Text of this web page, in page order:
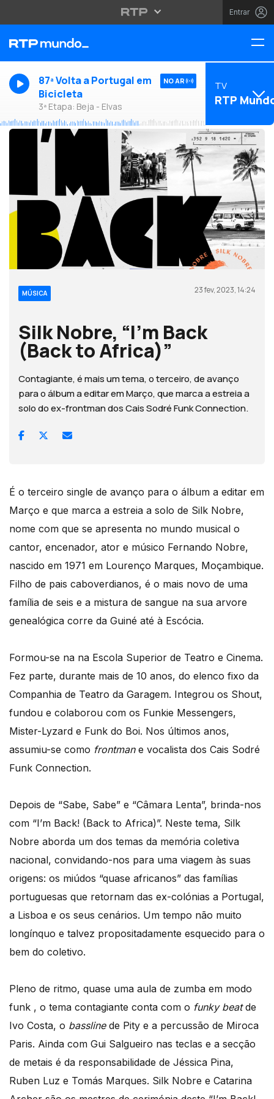
Entrar
87ª Volta a Portugal em
Bicicleta
3ª Etapa: Beja - Elvas
NO AR TV
RTP
MÚSICA 23 fev, 2023, 14:24
Silk Nobre, “I’m Back
(Back to Africa)”
Contagiante, é mais um tema, o terceiro, de avanço
para o álbum a editar em Março, que marca a estreia a
solo do ex-frontman dos Cais Sodré Funk Connection.
É o terceiro single de avanço para o álbum a editar em
Março e que marca a estreia a solo de Silk Nobre,
nome com que se apresenta no mundo musical o
cantor, encenador, ator e músico Fernando Nobre,
nascido em 1971 em Lourenço Marques, Moçambique.
Filho de pais caboverdianos, é o mais novo de uma
família de seis e a mistura de sangue na sua arvore
genealógica corre da Guiné até à Escócia.
Formou-se na na Escola Superior de Teatro e Cinema.
Fez parte, durante mais de 10 anos, do elenco fixo da
Companhia de Teatro da Garagem. Integrou os Shout,
fundou e colaborou com os Funkie Messengers,
Mister-Lyzard e Funk do Boi. Nos últimos anos,
assumiu-se como frontmane vocalista dos Cais Sodré
Funk Connection.
Depois de “Sabe, Sabe” e “Câmara Lenta”, brinda-nos
com “I’m Back! (Back to Africa)”. Neste tema, Silk
Nobre aborda um dos temas da memória coletiva
nacional, convidando-nos para uma viagem às suas
origens: os miúdos “quase africanos” das famílias
portuguesas que retornam das ex-colónias a Portugal,
a Lisboa e os seus cenários. Um tempo não muito
longínquo e talvez propositadamente esquecido para o
bem do coletivo.
Pleno de ritmo, quase uma aula de zumba em modo
funk , o tema contagiante conta com o funky beatde
Ivo Costa, o basslinede Pity e a percussão de Miroca
Paris. Ainda com Gui Salgueiro nas teclas e a secção
de metais é da responsabilidade de Jéssica Pina,
Ruben Luz e Tomás Marques. Silk Nobre e Catarina